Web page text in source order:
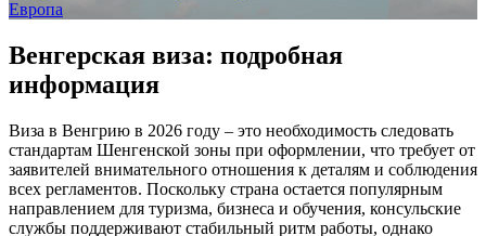
Европа
Венгерская виза: подробная
информация
Виза в Венгрию в 2026 году – это необходимость следовать
стандартам Шенгенской зоны при оформлении, что требует от
заявителей внимательного отношения к деталям и соблюдения
всех регламентов. Поскольку страна остается популярным
направлением для туризма, бизнеса и обучения, консульские
службы поддерживают стабильный ритм работы, однако